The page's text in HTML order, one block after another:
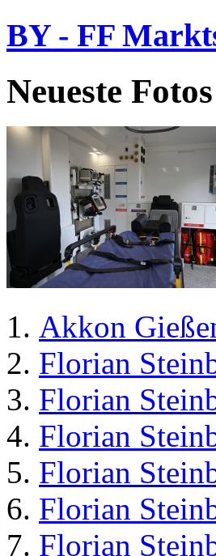
BY - FF
Neueste
Akkon
Florian
Florian
Florian
Florian
Florian
Florian